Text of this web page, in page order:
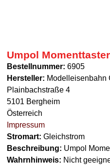
Umpol Momenttaster
Bestellnummer: 6905
Hersteller: Modelleisenbahn
Plainbachstraße 4
5101 Bergheim
Österreich
Impressum
Stromart: Gleichstrom
Beschreibung: Umpol
Wahrnhinweis: Nicht